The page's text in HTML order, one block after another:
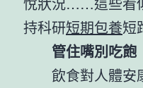
持科研短期包養短
管住嘴別吃飽
飲食對人體安